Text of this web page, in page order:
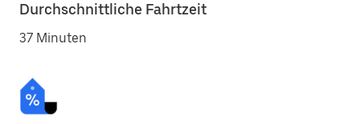
Durchschnittliche Fahrtzeit
37 Minuten